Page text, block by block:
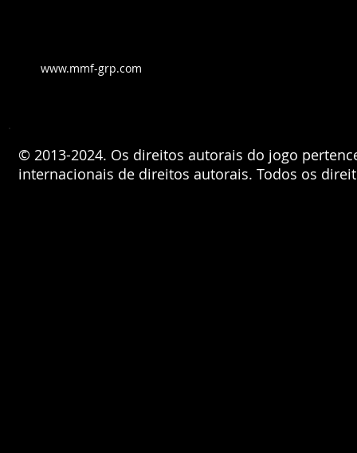
www.mmf-grp.com
© 2013-2024. Os direitos autorais do jogo
internacionais de direitos autorais. Todos os